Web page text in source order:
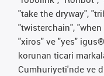
"take the dryway",
"twisterchain",
"xiros" ve "yes"
korunan ticari
Cumhuriyeti'nde ve